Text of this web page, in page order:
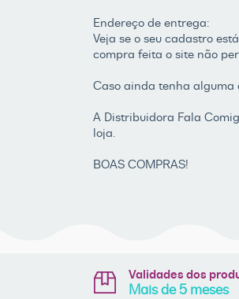
Endereço de entrega:
Veja se o seu cadastro
compra feita o site não
Caso ainda tenha alguma
A Distribuidora Fala
loja.
BOAS COMPRAS!
Validades dos
Mais de 5 meses